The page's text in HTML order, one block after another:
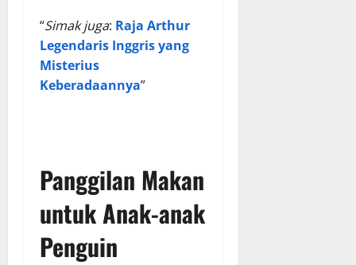
“Simak juga: Raja Arthur
Legendaris Inggris yang
Misterius
Keberadaannya”
Panggilan Makan
untuk Anak-anak
Penguin